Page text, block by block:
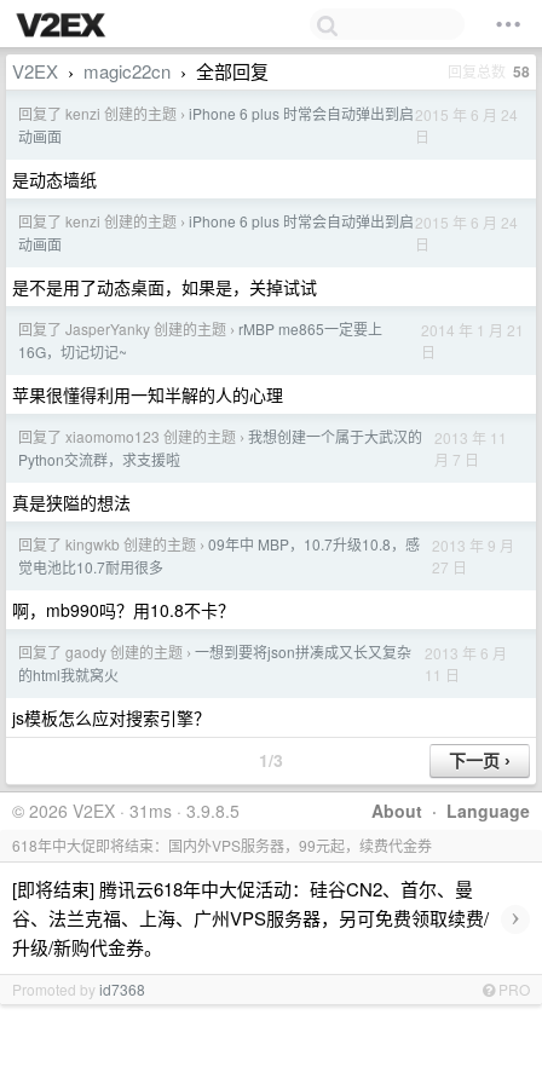
V2EX › magic22cn › 全部回复 回复总数 58
回复了 kenzi 创建的主题 › iPhone 6 plus 时常会自动弹出到启
动画面
2015 年 6 月 24
日
是动态墙纸
回复了 kenzi 创建的主题 › iPhone 6 plus 时常会自动弹出到启
动画面
2015 年 6 月 24
日
是不是用了动态桌面，如果是，关掉试试
回复了 JasperYanky 创建的主题 › rMBP me865一定要上
16G，切记切记~
2014 年 1 月 21
日
苹果很懂得利用一知半解的人的心理
回复了 xiaomomo123 创建的主题 › 我想创建一个属于大武汉的
Python交流群，求支援啦
2013 年 11
月 7 日
真是狭隘的想法
回复了 kingwkb 创建的主题 › 09年中 MBP，10.7升级10.8，感
觉电池比10.7耐用很多
2013 年 9 月
27 日
啊，mb990吗？用10.8不卡？
回复了 gaody 创建的主题 › 一想到要将json拼凑成又长又复杂
的html我就窝火
2013 年 6 月
11 日
js模板怎么应对搜索引擎？
1/3
About · Language
© 2026 V2EX · 31ms · 3.9.8.5
618年中大促即将结束：国内外VPS服务器，99元起，续费代金券
[即将结束] 腾讯云618年中大促活动：硅谷CN2、首尔、曼
谷、法兰克福、上海、广州VPS服务器，另可免费领取续费/
升级/新购代金券。
›
Promoted byid7368 PRO